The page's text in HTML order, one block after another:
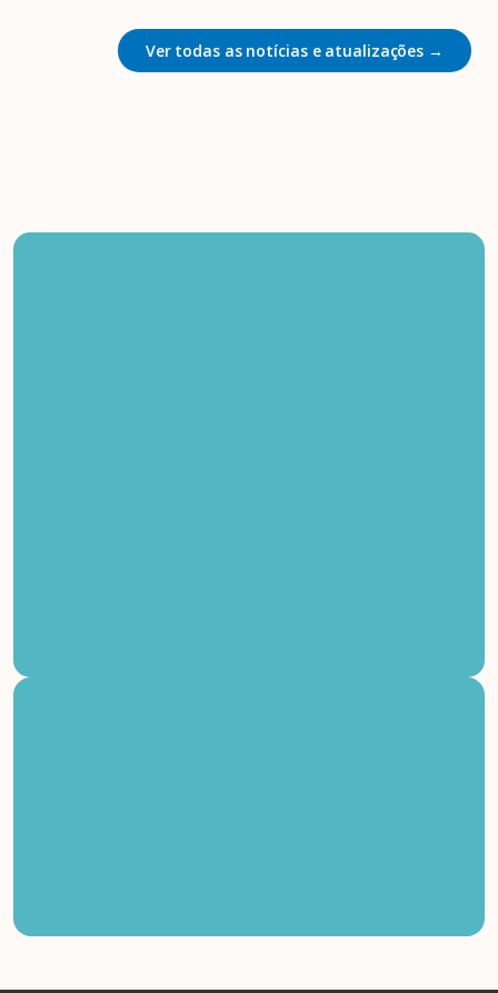
Ver todas as notícias e atualizações →